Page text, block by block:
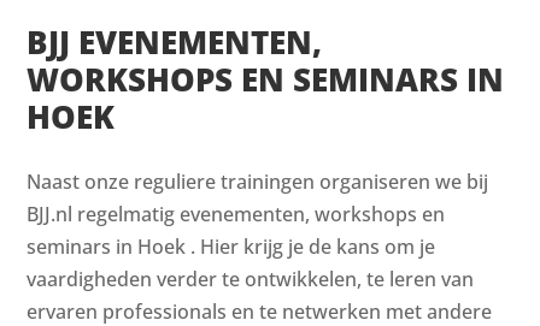
BJJ EVENEMENTEN,
WORKSHOPS EN SEMINARS IN
HOEK
Naast onze reguliere trainingen organiseren we bij
BJJ.nl regelmatig evenementen, workshops en
seminars in Hoek . Hier krijg je de kans om je
vaardigheden verder te ontwikkelen, te leren van
ervaren professionals en te netwerken met andere